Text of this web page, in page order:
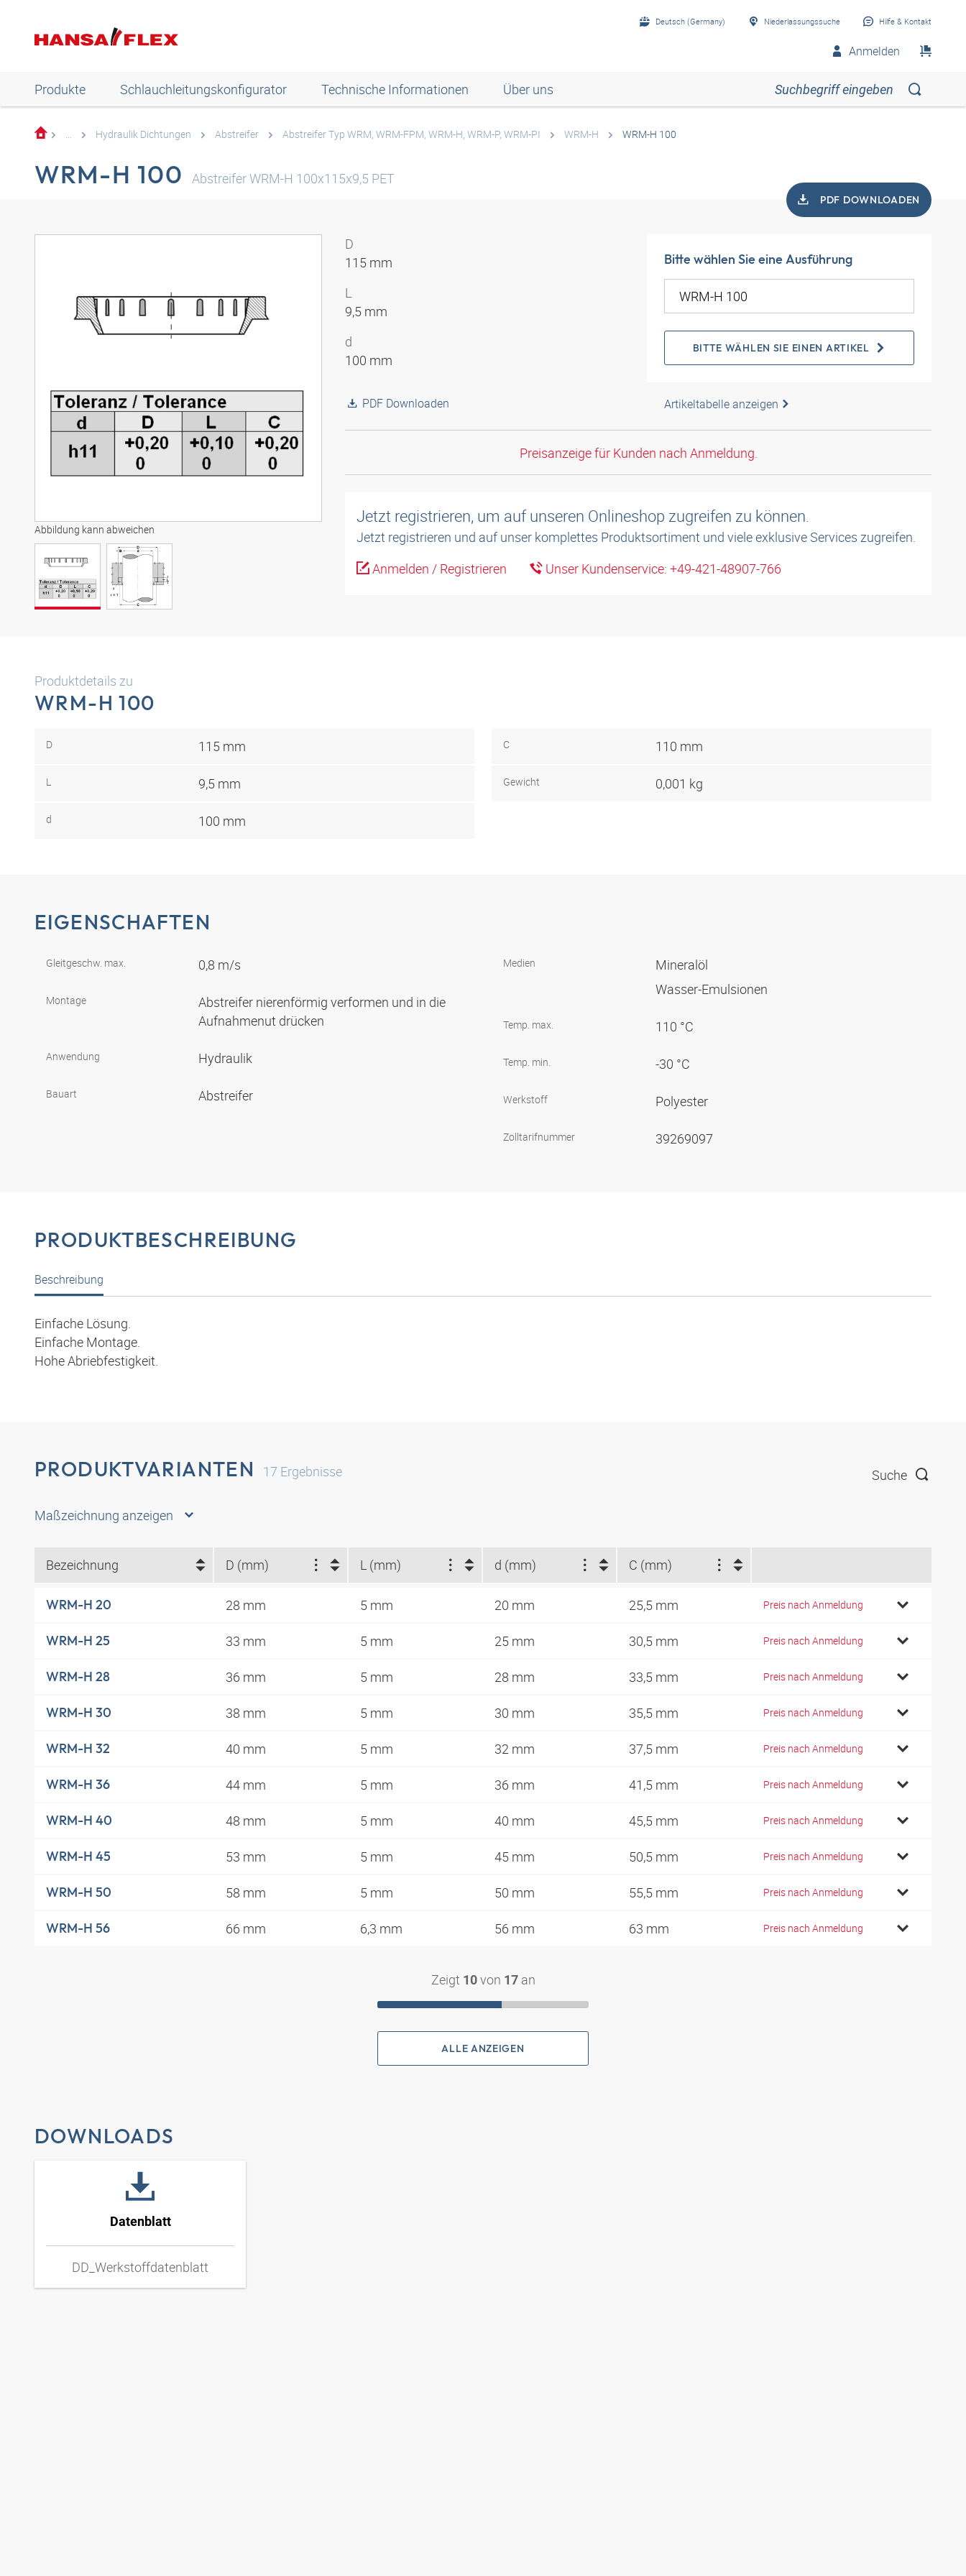
Deutsch (Germany) Niederlassungssuche Hilfe & Kontakt
Anmelden
Produkte Schlauchleitungskonfigurator Technische Informationen Über uns
... Hydraulik Dichtungen Abstreifer Abstreifer Typ WRM, WRM-FPM, WRM-H, WRM-P, WRM-PI WRM-H WRM-H 100
WRM-H 100 Abstreifer WRM-H 100x115x9,5 PET
PDF DOWNLOADEN
Abbildung kann abweichen
D
115 mm
L
9,5 mm
d
100 mm
PDF Downloaden
Bitte wählen Sie eine Ausführung
BITTE WÄHLEN SIE EINEN ARTIKEL
Artikeltabelle anzeigen
Preisanzeige für Kunden nach Anmeldung.
Jetzt registrieren, um auf unseren Onlineshop zugreifen zu können.
Jetzt registrieren und auf unser komplettes Produktsortiment und viele exklusive Services zugreifen.
Anmelden / Registrieren
Unser Kundenservice: +49-421-48907-766
Produktdetails zu
WRM-H 100
D 115 mm
L 9,5 mm
d 100 mm
C 110 mm
Gewicht 0,001 kg
EIGENSCHAFTEN
Gleitgeschw. max. 0,8 m/s
Montage
Abstreifer nierenförmig verformen und in die
Aufnahmenut drücken
Anwendung Hydraulik
Bauart Abstreifer
Medien
Mineralöl
Wasser-Emulsionen
Temp. max. 110 °C
Temp. min. -30 °C
Werkstoff Polyester
Zolltarifnummer 39269097
PRODUKTBESCHREIBUNG
Beschreibung
Einfache Lösung.
Einfache Montage.
Hohe Abriebfestigkeit.
PRODUKTVARIANTEN 17 Ergebnisse Suche
Maßzeichnung anzeigen
Bezeichnung D (mm) L (mm) d (mm) C (mm)
WRM-H 20 28 mm 5 mm 20 mm 25,5 mm Preis nach Anmeldung
WRM-H 25 33 mm 5 mm 25 mm 30,5 mm Preis nach Anmeldung
WRM-H 28 36 mm 5 mm 28 mm 33,5 mm Preis nach Anmeldung
WRM-H 30 38 mm 5 mm 30 mm 35,5 mm Preis nach Anmeldung
WRM-H 32 40 mm 5 mm 32 mm 37,5 mm Preis nach Anmeldung
WRM-H 36 44 mm 5 mm 36 mm 41,5 mm Preis nach Anmeldung
WRM-H 40 48 mm 5 mm 40 mm 45,5 mm Preis nach Anmeldung
WRM-H 45 53 mm 5 mm 45 mm 50,5 mm Preis nach Anmeldung
WRM-H 50 58 mm 5 mm 50 mm 55,5 mm Preis nach Anmeldung
WRM-H 56 66 mm 6,3 mm 56 mm 63 mm Preis nach Anmeldung
Zeigt 10von 17an
ALLE ANZEIGEN
DOWNLOADS
Datenblatt
DD_Werkstoffdatenblatt